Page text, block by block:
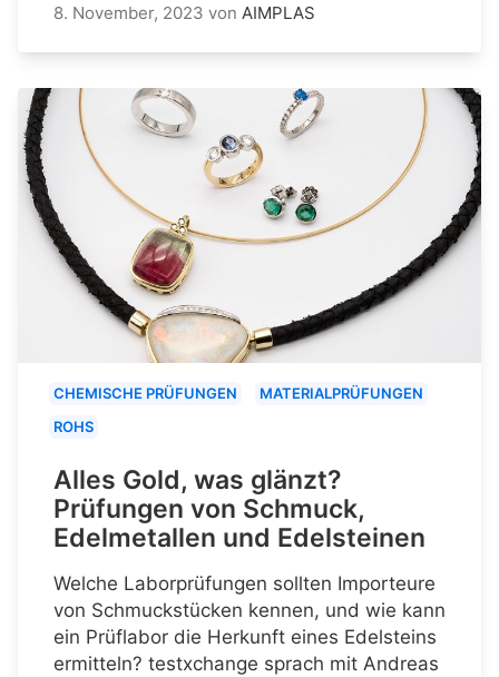
8. November, 2023 von AIMPLAS
CHEMISCHE PRÜFUNGEN
MATERIALPRÜFUNGEN
ROHS
Alles Gold, was glänzt?
Prüfungen von Schmuck,
Edelmetallen und Edelsteinen
Welche Laborprüfungen sollten Importeure
von Schmuckstücken kennen, und wie kann
ein Prüflabor die Herkunft eines Edelsteins
ermitteln? testxchange sprach mit Andreas